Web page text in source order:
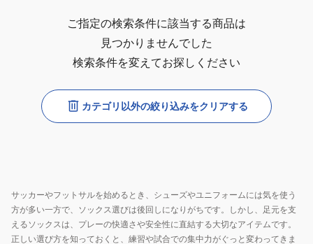
ご指定の検索条件に該当する商品は
見つかりませんでした
検索条件を変えてお探しください
カテゴリ以外の絞り込みをクリアする
サッカーやフットサルを始めるとき、シューズやユニフォームには気を使う
方が多い一方で、ソックス選びは後回しになりがちです。しかし、足元を支
えるソックスは、プレーの快適さや安全性に直結する大切なアイテムです。
正しい選び方を知っておくと、練習や試合での集中力がぐっと変わってきま